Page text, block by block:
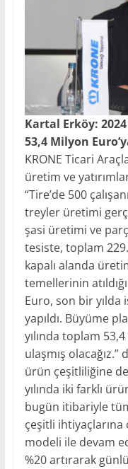
Kartal Erköy: 2024
53,4 Milyon
KRONE Ticari
üretim ve
“Tire’de 500
treyler üretimi
şasi üretimi ve
tesiste, toplam
kapalı alanda
temellerinin
Euro, son bir yılda
yapıldı. Büyüme
yılında toplam
ulaşmış
ürün çeşitliliğine
yılında iki farklı
bugün itibariyle
çeşitli ihtiyaçlarına
modeli ile devam
%20 artırarak